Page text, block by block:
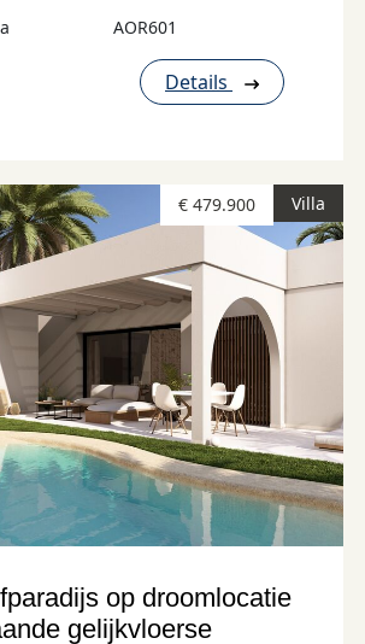
AOR601
Details
Villa
€ 479.900
op droomlocatie
gelijkvloerse